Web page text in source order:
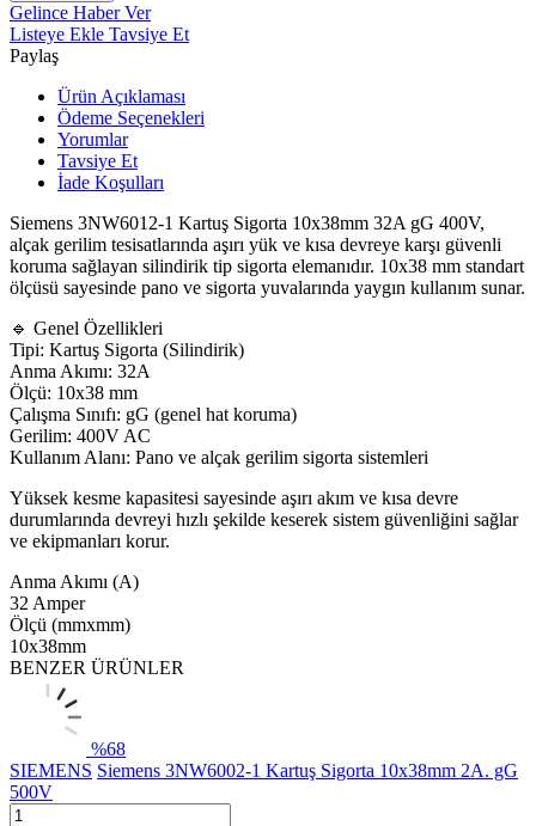
Gelince Haber Ver
Listeye Ekle Tavsiye Et
Paylaş
Ürün Açıklaması
Ödeme Seçenekleri
Yorumlar
Tavsiye Et
İade Koşulları
Siemens 3NW6012-1 Kartuş Sigorta 10x38mm 32A gG 400V,
alçak gerilim tesisatlarında aşırı yük ve kısa devreye karşı güvenli
koruma sağlayan silindirik tip sigorta elemanıdır. 10x38 mm standart
ölçüsü sayesinde pano ve sigorta yuvalarında yaygın kullanım sunar.
🔹 Genel Özellikleri
Tipi: Kartuş Sigorta (Silindirik)
Anma Akımı: 32A
Ölçü: 10x38 mm
Çalışma Sınıfı: gG (genel hat koruma)
Gerilim: 400V AC
Kullanım Alanı: Pano ve alçak gerilim sigorta sistemleri
Yüksek kesme kapasitesi sayesinde aşırı akım ve kısa devre
durumlarında devreyi hızlı şekilde keserek sistem güvenliğini sağlar
ve ekipmanları korur.
Anma Akımı (A)
32 Amper
Ölçü (mmxmm)
10x38mm
BENZER ÜRÜNLER
%68
SIEMENS Siemens 3NW6002-1 Kartuş Sigorta 10x38mm 2A. gG
500V